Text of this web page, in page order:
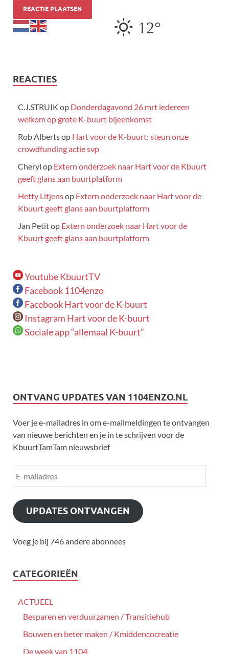
12°
REACTIES
C.J.STRUIK op Donderdagavond 26 mrt iedereen
welkom op grote K-buurt bijeenkomst
Rob Albertsop Hart voor de K-buurt: steun onze
crowdfunding actie svp
Cheryl op Extern onderzoek naar Hart voor de Kbuurt
geeft glans aan buurtplatform
Hetty Litjensop Extern onderzoek naar Hart voor de
Kbuurt geeft glans aan buurtplatform
Jan Petitop Extern onderzoek naar Hart voor de
Kbuurt geeft glans aan buurtplatform
Youtube KbuurtTV
Facebook 1104enzo
Facebook Hart voor de K-buurt
Instagram Hart voor de K-buurt
Sociale app “allemaal K-buurt”
ONTVANG UPDATES VAN 1104ENZO.NL
Voer je e-mailadres in om e-mailmeldingen te ontvangen
van nieuwe berichten en je in te schrijven voor de
KbuurtTamTam nieuwsbrief
UPDATES ONTVANGEN
Voeg je bij 746 andere abonnees
CATEGORIEËN
ACTUEEL
Besparen en verduurzamen / Transitiehub
Bouwen en beter maken / Kmiddencocreatie
De week van 1104